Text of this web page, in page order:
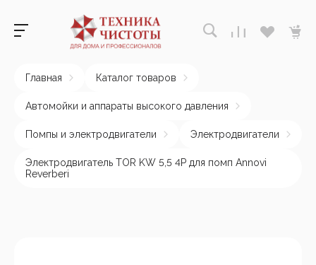
Главная Каталог товаров
Автомойки и аппараты высокого давления
Помпы и электродвигатели Электродвигатели
Электродвигатель TOR KW 5,5 4P для помп Annovi
Reverberi